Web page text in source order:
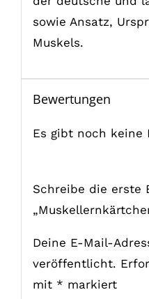
sowie Ansatz,
Muskels.
Bewertungen
Es gibt noch keine
Schreibe die erste
Deine E-Mail-
veröffentlicht.
mit * markiert